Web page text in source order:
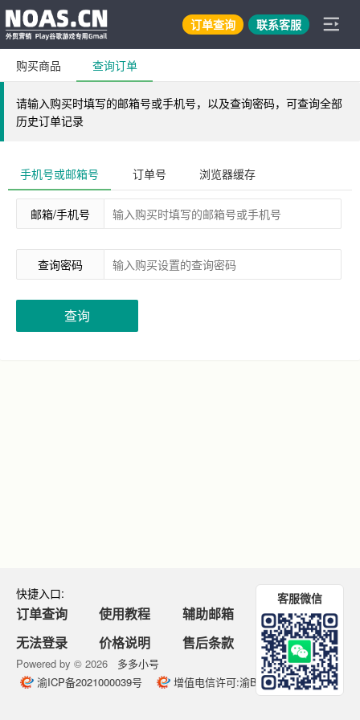
订单查询 联系客服
购买商品 查询订单
请输入购买时填写的邮箱号或手机号，以及查询密码，可查询全部
历史订单记录
手机号或邮箱号 订单号 浏览器缓存
邮箱/手机号
查询密码
查询
快捷入口:
订单查询 使用教程
辅助邮箱
无法登录
价格说明 售后条款
Powered by © 2026 多多小号
渝ICP备2021000039号 增值电信许可:渝B2-20230028
客服微信